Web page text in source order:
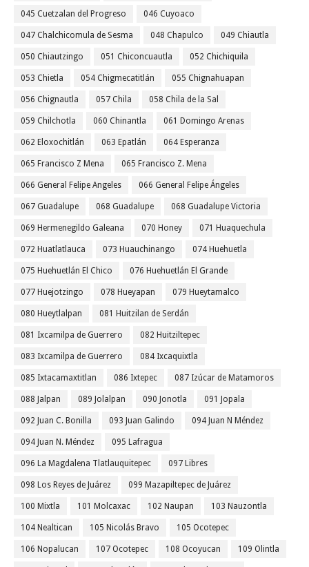
045 Cuetzalan del Progreso 046 Cuyoaco
047 Chalchicomula de Sesma 048 Chapulco 049 Chiautla
050 Chiautzingo 051 Chiconcuautla 052 Chichiquila
053 Chietla 054 Chigmecatitlán 055 Chignahuapan
056 Chignautla 057 Chila 058 Chila de la Sal
059 Chilchotla 060 Chinantla 061 Domingo Arenas
062 Eloxochitlán 063 Epatlán 064 Esperanza
065 Francisco Z Mena 065 Francisco Z. Mena
066 General Felipe Angeles 066 General Felipe Ángeles
067 Guadalupe 068 Guadalupe 068 Guadalupe Victoria
069 Hermenegildo Galeana 070 Honey 071 Huaquechula
072 Huatlatlauca 073 Huauchinango 074 Huehuetla
075 Huehuetlán El Chico 076 Huehuetlán El Grande
077 Huejotzingo 078 Hueyapan 079 Hueytamalco
080 Hueytlalpan 081 Huitzilan de Serdán
081 Ixcamilpa de Guerrero 082 Huitziltepec
083 Ixcamilpa de Guerrero 084 Ixcaquixtla
085 Ixtacamaxtitlan 086 Ixtepec 087 Izúcar de Matamoros
088 Jalpan 089 Jolalpan 090 Jonotla 091 Jopala
092 Juan C. Bonilla 093 Juan Galindo 094 Juan N Méndez
094 Juan N. Méndez 095 Lafragua
096 La Magdalena Tlatlauquitepec 097 Libres
098 Los Reyes de Juárez 099 Mazapiltepec de Juárez
100 Mixtla 101 Molcaxac 102 Naupan 103 Nauzontla
104 Nealtican 105 Nicolás Bravo 105 Ocotepec
106 Nopalucan 107 Ocotepec 108 Ocoyucan 109 Olintla